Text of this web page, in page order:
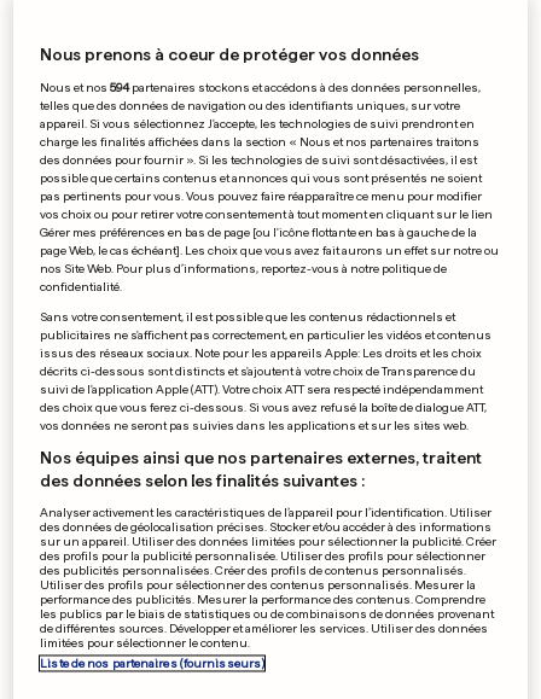
Le pilote Kevin Peters a été
récompensé
0 0
AU CANADA
Des passagers bloqués
13 heures dans un avion
0 0
MUSÉE AU LUXEMBOURG
Le Mudam en crise après une
lettre anonyme
0 0
ÉVÉNEMENT ANNUEL
Les férus de pigeons se sont
réunis à Blackpool
0
Nous prenons à coeur de protéger vos données
Nous et nos594partenaires stockons et accédons à des données personnelles,
telles que des données de navigation ou des identifiants uniques, sur votre
appareil. Si vous sélectionnez J'accepte, les technologies de suivi prendront en
charge les finalités affichées dans la section « Nous et nos partenaires traitons
des données pour fournir ». Si les technologies de suivi sont désactivées, il est
possible que certains contenus et annonces qui vous sont présentés ne soient
pas pertinents pour vous. Vous pouvez faire réapparaître ce menu pour modifier
vos choix ou pour retirer votre consentement à tout moment en cliquant sur le lien
Gérer mes préférences en bas de page [ou l'icône flottante en bas à gauche de la
page Web, le cas échéant]. Les choix que vous avez fait aurons un effet sur notre ou
nos Site Web. Pour plus d’informations, reportez-vous à notre politique de
confidentialité.
Sans votre consentement, il est possible que les contenus rédactionnels et
publicitaires ne s'affichent pas correctement, en particulier les vidéos et contenus
issus des réseaux sociaux. Note pour les appareils Apple: Les droits et les choix
décrits ci-dessous sont distincts et s'ajoutent à votre choix de Transparence du
suivi de l'application Apple (ATT). Votre choix ATT sera respecté indépendamment
des choix que vous ferez ci-dessous. Si vous avez refusé la boîte de dialogue ATT,
vos données ne seront pas suivies dans les applications et sur les sites web.
Nos équipes ainsi que nos partenaires externes, traitent
des données selon les finalités suivantes :
Analyser activement les caractéristiques de l’appareil pour l’identification. Utiliser
des données de géolocalisation précises. Stocker et/ou accéder à des informations
sur un appareil. Utiliser des données limitées pour sélectionner la publicité. Créer
des profils pour la publicité personnalisée. Utiliser des profils pour sélectionner
des publicités personnalisées. Créer des profils de contenus personnalisés.
Utiliser des profils pour sélectionner des contenus personnalisés. Mesurer la
performance des publicités. Mesurer la performance des contenus. Comprendre
les publics par le biais de statistiques ou de combinaisons de données provenant
de différentes sources. Développer et améliorer les services. Utiliser des données
limitées pour sélectionner le contenu.
Liste de nos partenaires (fournisseurs)